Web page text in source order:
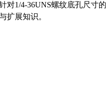
对1/4-36UNS螺纹底孔尺寸
扩展知识。